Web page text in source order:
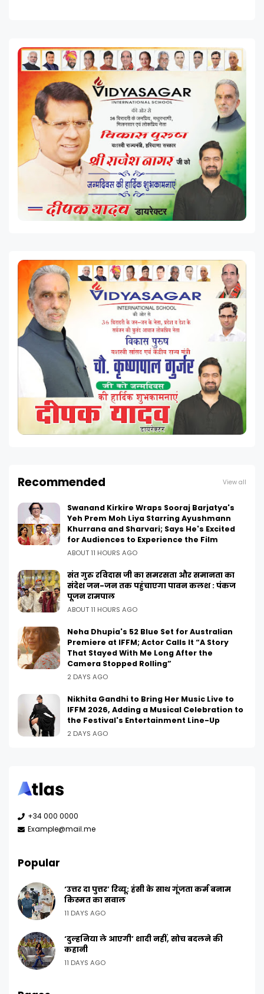
Recommended View all
Swanand Kirkire Wraps Sooraj Barjatya's
Yeh Prem Moh Liya Starring Ayushmann
Khurrana and Sharvari; Says He's Excited
for Audiences to Experience the Film
ABOUT 11 HOURS AGO
संत गुरु रविदास जी का समरसता और समानता का
संदेश जन-जन तक पहुंचाएगा पावन कलश : पंकज
पूजन रामपाल
ABOUT 11 HOURS AGO
Neha Dhupia's 52 Blue Set for Australian
Premiere at IFFM; Actor Calls It “A Story
That Stayed With Me Long After the
Camera Stopped Rolling”
2 DAYS AGO
Nikhita Gandhi to Bring Her Music Live to
IFFM 2026, Adding a Musical Celebration to
the Festival's Entertainment Line-Up
2 DAYS AGO
+34 000 0000
Example@mail.me
Popular
‘उत्तर दा पुत्तर’ रिव्यू: हंसी के साथ गूंजता कर्म बनाम
किस्मत का सवाल
11 DAYS AGO
‘दुल्हनिया ले आएगी’ शादी नहीं, सोच बदलने की
कहानी
11 DAYS AGO